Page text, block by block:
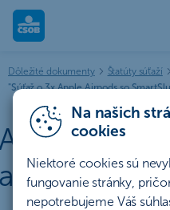
Na našich
cookies
Niektoré cookies sú
fungovanie stránky,
nepotrebujeme Váš
Archív
Dôležité dokumenty Štatúty súťaží
"Súťaž o 3x Apple Airpods so